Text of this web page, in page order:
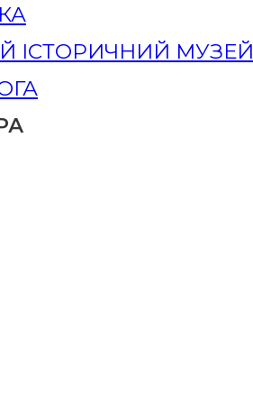
ІСТОРИЧНИЙ МУЗЕЙ